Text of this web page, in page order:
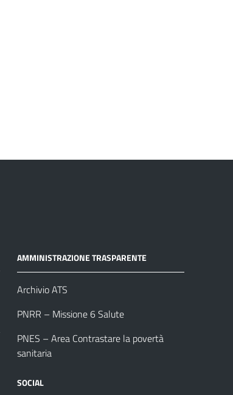
AMMINISTRAZIONE TRASPARENTE
Archivio ATS
PNRR – Missione 6 Salute
PNES – Area Contrastare la povertà
sanitaria
SOCIAL